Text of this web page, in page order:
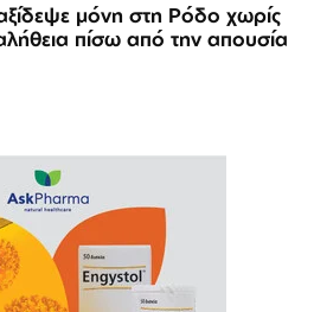
μόνη στη Ρόδο χωρίς
πίσω από την απουσία